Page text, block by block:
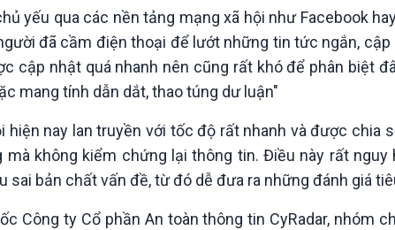
yếu qua các nền tảng mạng xã hội như Facebook
đã cầm điện thoại để lướt những tin tức ngắn,
cập nhật quá nhanh nên cũng rất khó để phân biệt
mang tính dẫn dắt, thao túng dư luận"
hiện nay lan truyền với tốc độ rất nhanh và được chia
không kiểm chứng lại thông tin. Điều này rất
bản chất vấn đề, từ đó dễ đưa ra những đánh giá
Công ty Cổ phần An toàn thông tin CyRadar, nhóm